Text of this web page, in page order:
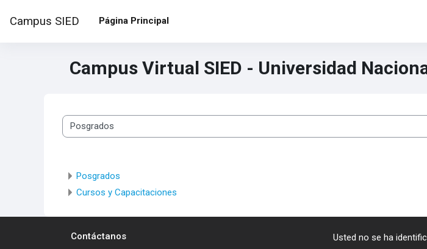
Campus SIED Página Principal
Campus Virtual SIED - Universidad
Categorías
Posgrados
Cursos y Capacitaciones
Contáctanos
Usted no se ha